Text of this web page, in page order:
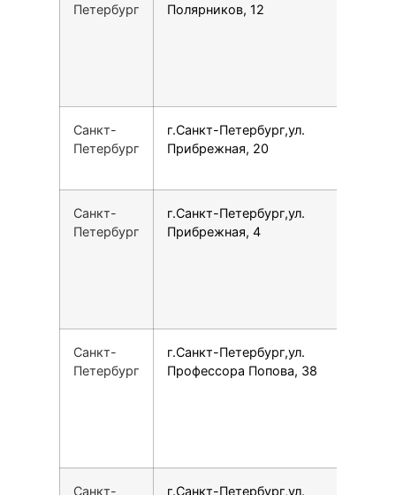
Петербург
Полярников, 12
Санкт-
Петербург
г.Санкт-Петербург,ул.
Прибрежная, 20
Санкт-
Петербург
г.Санкт-Петербург,ул.
Прибрежная, 4
Санкт-
Петербург
г.Санкт-Петербург,ул.
Профессора Попова, 38
Санкт- г.Санкт-Петербург,ул.